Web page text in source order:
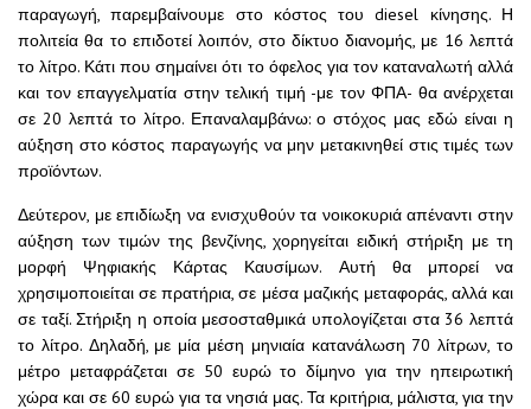
παραγωγή, παρεμβαίνουμε στο κόστος του diesel κίνησης. Η
πολιτεία θα το επιδοτεί λοιπόν, στο δίκτυο διανομής, με 16 λεπτά
το λίτρο. Κάτι που σημαίνει ότι το όφελος για τον καταναλωτή αλλά
και τον επαγγελματία στην τελική τιμή -με τον ΦΠΑ- θα ανέρχεται
σε 20 λεπτά το λίτρο. Επαναλαμβάνω: ο στόχος μας εδώ είναι η
αύξηση στο κόστος παραγωγής να μην μετακινηθεί στις τιμές των
προϊόντων.
Δεύτερον, με επιδίωξη να ενισχυθούν τα νοικοκυριά απέναντι στην
αύξηση των τιμών της βενζίνης, χορηγείται ειδική στήριξη με τη
μορφή Ψηφιακής Κάρτας Καυσίμων. Αυτή θα μπορεί να
χρησιμοποιείται σε πρατήρια, σε μέσα μαζικής μεταφοράς, αλλά και
σε ταξί. Στήριξη η οποία μεσοσταθμικά υπολογίζεται στα 36 λεπτά
το λίτρο. Δηλαδή, με μία μέση μηνιαία κατανάλωση 70 λίτρων, το
μέτρο μεταφράζεται σε 50 ευρώ το δίμηνο για την ηπειρωτική
χώρα και σε 60 ευρώ για τα νησιά μας. Τα κριτήρια, μάλιστα, για την